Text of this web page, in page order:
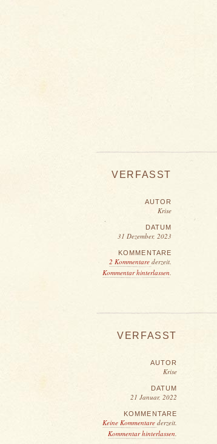
VERFASST
AUTOR
Krise
DATUM
31 Dezember, 2023
KOMMENTARE
2 Kommentare derzeit.
Kommentar hinterlassen.
VERFASST
AUTOR
Krise
DATUM
21 Januar, 2022
KOMMENTARE
Keine Kommentare derzeit.
Kommentar hinterlassen